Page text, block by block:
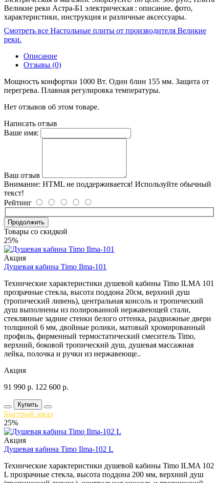
Великие реки Астра-Б1 электрическая : описание, фото,
характеристики, инструкция и различные аксессуары.
Смотреть все Настольные плиты от производителя Великие
реки.
Описание
Отзывы (0)
Мощность конфортки 1000 Вт. Один блин 155 мм. Защита от
перегрева. Плавная регулировка температуры.
Нет отзывов об этом товаре.
Написать отзыв
Ваше имя:
Ваш отзыв
Внимание: HTML не поддерживается! Используйте обычный
текст!
Рейтинг
Продолжить
Товары со скидкой
25%
Акция
Душевая кабина Timo Ilma-101
Технические характеристики душевой кабины Timo ILMA 101
прозрачные стекла, высота поддона 20см, верхний душ
(тропический ливень), центральная консоль и тропический
душ выполнены из полированной нержавеющей стали,
стеклянные задние стенки белого оттенка, раздвижные двери
толщиной 6 мм, двойные ролики, матовый хромированный
профиль, фирменный термостатический смеситель Timo,
верхний, боковой тропический душ, душевая массажная
лейка, полочка и ручки из нержавеюще..
Акция
91 990 р. 122 600 р.
Купить
Быстрый заказ
25%
Акция
Душевая кабина Timo Ilma-102 L
Технические характеристики душевой кабины Timo ILMA 102
L прозрачные стекла, высота поддона 200 мм, верхний душ